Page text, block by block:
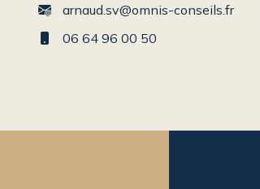
arnaud.sv@omnis-conseils.fr
06 64 96 00 50